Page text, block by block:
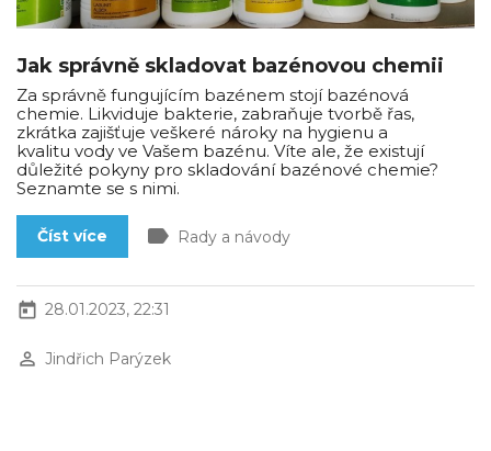
Jak správně skladovat bazénovou chemii
Za správně fungujícím bazénem stojí bazénová
chemie. Likviduje bakterie, zabraňuje tvorbě řas,
zkrátka zajišťuje veškeré nároky na hygienu a
kvalitu vody ve Vašem bazénu. Víte ale, že existují
důležité pokyny pro skladování bazénové chemie?
Seznamte se s nimi.
Číst více label Rady a návody
today 28.01.2023, 22:31
perm_identity Jindřich Parýzek